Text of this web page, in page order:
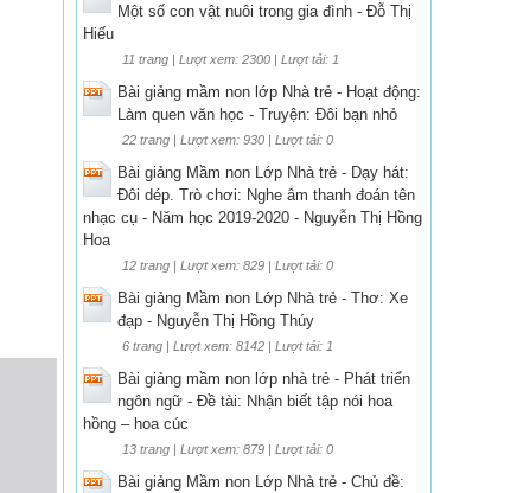
Một số con vật nuôi trong gia đình - Đỗ Thị
Hiếu
11 trang | Lượt xem: 2300 | Lượt tải: 1
Bài giảng mầm non lớp Nhà trẻ - Hoạt động:
Làm quen văn học - Truyện: Đôi bạn nhỏ
22 trang | Lượt xem: 930 | Lượt tải: 0
Bài giảng Mầm non Lớp Nhà trẻ - Dạy hát:
Đôi dép. Trò chơi: Nghe âm thanh đoán tên
nhạc cụ - Năm học 2019-2020 - Nguyễn Thị Hồng
Hoa
12 trang | Lượt xem: 829 | Lượt tải: 0
Bài giảng Mầm non Lớp Nhà trẻ - Thơ: Xe
đạp - Nguyễn Thị Hồng Thúy
6 trang | Lượt xem: 8142 | Lượt tải: 1
Bài giảng mầm non lớp nhà trẻ - Phát triển
ngôn ngữ - Đề tài: Nhận biết tập nói hoa
hồng – hoa cúc
13 trang | Lượt xem: 879 | Lượt tải: 0
Bài giảng Mầm non Lớp Nhà trẻ - Chủ đề: